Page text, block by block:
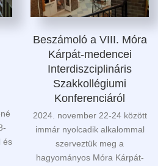
és
Beszámoló a VIII. Móra
Kárpát-medencei
Interdiszciplináris
Szakkollégiumi
Konferenciáról
2024. november 22-24 között
immár nyolcadik alkalommal
szerveztük meg a
hagyományos Móra Kárpát-